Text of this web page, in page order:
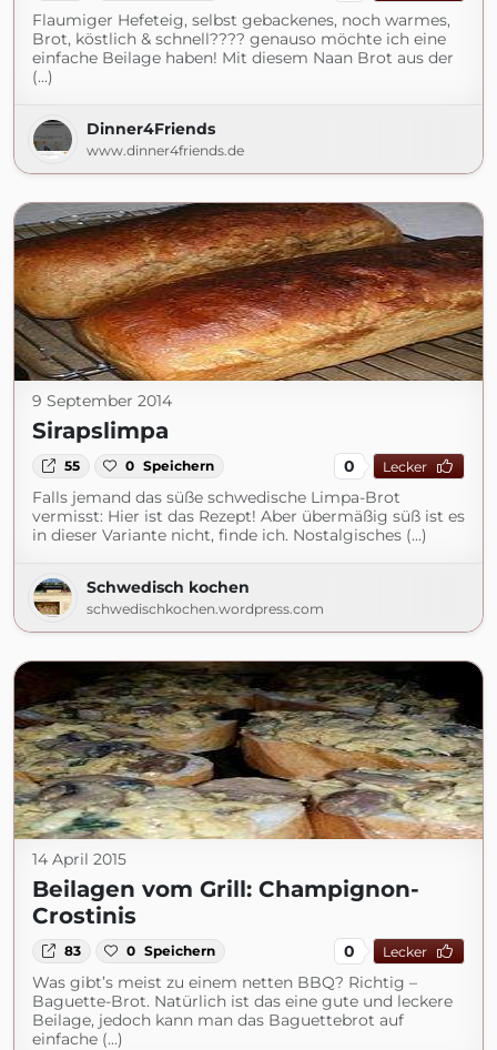
Flaumiger Hefeteig, selbst gebackenes, noch warmes,
Brot, köstlich & schnell???? genauso möchte ich eine
einfache Beilage haben! Mit diesem Naan Brot aus der
(...)
Dinner4Friends
www.dinner4friends.de
9 September 2014
Sirapslimpa
55 0 Speichern 0 Lecker
Falls jemand das süße schwedische Limpa-Brot
vermisst: Hier ist das Rezept! Aber übermäßig süß ist es
in dieser Variante nicht, finde ich. Nostalgisches (...)
Schwedisch kochen
schwedischkochen.wordpress.com
14 April 2015
Beilagen vom Grill: Champignon-
Crostinis
83 0 Speichern 0 Lecker
Was gibt’s meist zu einem netten BBQ? Richtig –
Baguette-Brot. Natürlich ist das eine gute und leckere
Beilage, jedoch kann man das Baguettebrot auf
einfache (...)